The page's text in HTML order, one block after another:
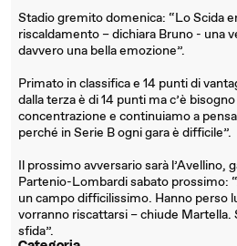
Stadio gremito domenica: “Lo Scida
riscaldamento – dichiara Bruno - una
davvero una bella emozione”.
Primato in classifica e 14 punti di
dalla terza è di 14 punti ma c’è
concentrazione e continuiamo a
perché in Serie B ogni gara è difficile”.
Il prossimo avversario sarà l’Avellino,
Partenio-Lombardi sabato prossimo:
un campo difficilissimo. Hanno perso
vorranno riscattarsi – chiude Martella.
sfida”.